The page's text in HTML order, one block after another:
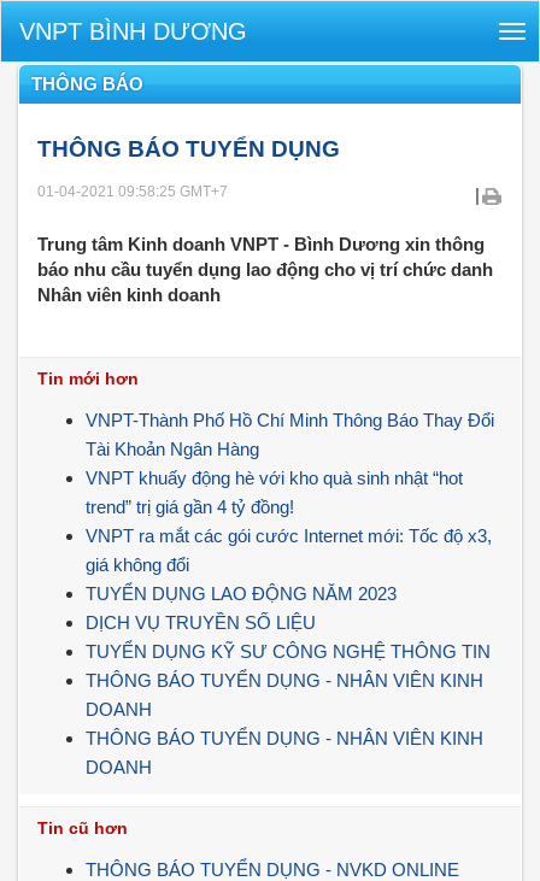
VNPT BÌNH DƯƠNG
THÔNG BÁO
THÔNG BÁO TUYỂN DỤNG
01-04-2021 09:58:25 GMT+7 |
Trung tâm Kinh doanh VNPT - Bình Dương xin thông
báo nhu cầu tuyển dụng lao động cho vị trí chức danh
Nhân viên kinh doanh
Tin mới hơn
VNPT-Thành Phố Hồ Chí Minh Thông Báo Thay Đổi
Tài Khoản Ngân Hàng
VNPT khuấy động hè với kho quà sinh nhật “hot
trend” trị giá gần 4 tỷ đồng!
VNPT ra mắt các gói cước Internet mới: Tốc độ x3,
giá không đổi
TUYỂN DỤNG LAO ĐỘNG NĂM 2023
DỊCH VỤ TRUYỀN SỐ LIỆU
TUYỂN DỤNG KỸ SƯ CÔNG NGHỆ THÔNG TIN
THÔNG BÁO TUYỂN DỤNG - NHÂN VIÊN KINH
DOANH
THÔNG BÁO TUYỂN DỤNG - NHÂN VIÊN KINH
DOANH
Tin cũ hơn
THÔNG BÁO TUYỂN DỤNG - NVKD ONLINE